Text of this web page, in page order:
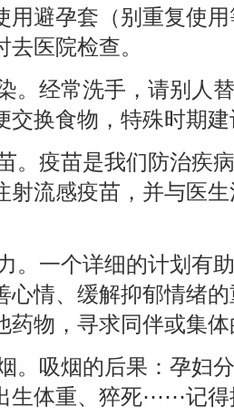
用避孕套（别重复使
医院检查。
。经常洗手，请别人
交换食物，特殊时期
。疫苗是我们防治疾
射流感疫苗，并与医
。一个详细的计划有
心情、缓解抑郁情绪
药物，寻求同伴或集
。吸烟的后果：孕妇
生体重、猝死⋯⋯记得